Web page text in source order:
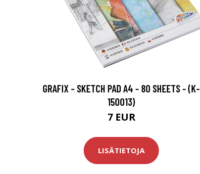
GRAFIX - SKETCH PAD A4 - 80 SHEETS - (K-
150013)
7 EUR
LISÄTIETOJA